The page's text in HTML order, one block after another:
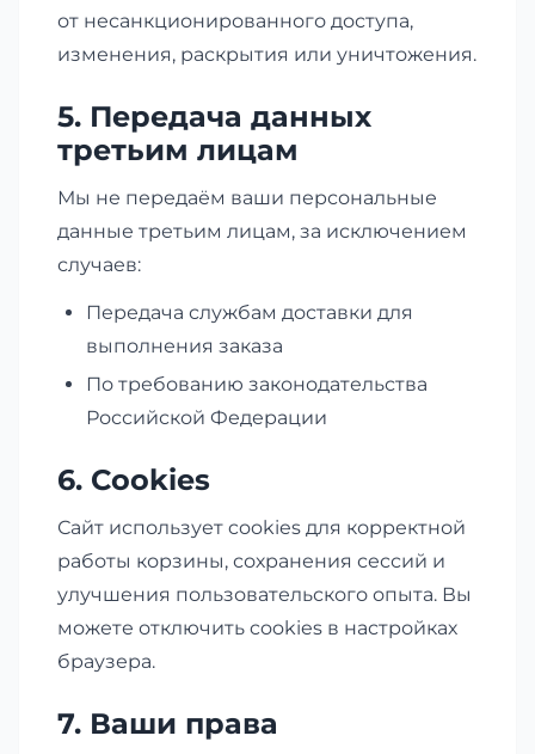
от несанкционированного доступа,
изменения, раскрытия или уничтожения.
5. Передача данных
третьим лицам
Мы не передаём ваши персональные
данные третьим лицам, за исключением
случаев:
Передача службам доставки для
выполнения заказа
По требованию законодательства
Российской Федерации
6. Cookies
Сайт использует cookies для корректной
работы корзины, сохранения сессий и
улучшения пользовательского опыта. Вы
можете отключить cookies в настройках
браузера.
7. Ваши права